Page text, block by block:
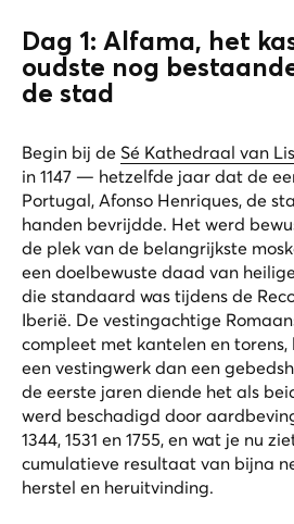
Dag 1: Alfama, het
oudste nog
de stad
Begin bij de Sé Kathedraal van
in 1147 — hetzelfde jaar dat de
Portugal, Afonso Henriques, de
handen bevrijdde. Het werd
de plek van de belangrijkste
een doelbewuste daad van
die standaard was tijdens de
Iberië. De vestingachtige
compleet met kantelen en torens,
een vestingwerk dan een
de eerste jaren diende het als
werd beschadigd door
1344, 1531 en 1755, en wat je nu
cumulatieve resultaat van bijna
herstel en heruitvinding.